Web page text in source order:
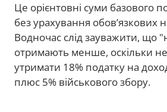
Це орієнтовні суми базового
без урахування обов’язкових
Водночас слід зауважити, що
отримають менше, оскільки
утримати 18% податку на
плюс 5% військового збору.